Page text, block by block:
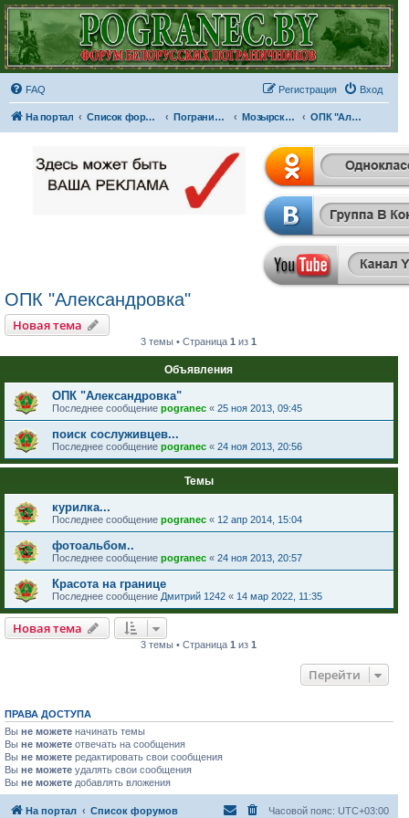
FAQ Вход
Регистрация
На портал Список форумов Пограничные отряды и части Мозырский пограничный отряд ОПК "Александровка"
ОПК "Александровка"
Новая тема
3 темы • Страница1 из1
Объявления
ОПК "Александровка"
Последнее сообщение pogranec « 25 ноя 2013, 09:45
поиск сослуживцев...
Последнее сообщение pogranec « 24 ноя 2013, 20:56
Темы
курилка...
Последнее сообщение pogranec « 12 апр 2014, 15:04
фотоальбом..
Последнее сообщение pogranec « 24 ноя 2013, 20:57
Красота на границе
Последнее сообщение Дмитрий 1242 « 14 мар 2022, 11:35
Новая тема
3 темы • Страница1 из1
Перейти
ПРАВА ДОСТУПА
Вы не можете начинать темы
Вы не можете отвечать на сообщения
Вы не можете редактировать свои сообщения
Вы не можете удалять свои сообщения
Вы не можете добавлять вложения
На портал Список форумов Часовой пояс: UTC+03:00